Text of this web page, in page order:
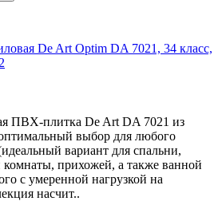
De Art Optim DA 7021, 34 класс,
ПВХ-плитка De Art DA 7021 из
выбор для любого
вариант для спальни,
комнаты, прихожей, а также ванной
с умеренной нагрузкой на
насчит..